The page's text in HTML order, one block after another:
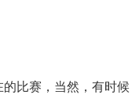
比赛，当然，有时候